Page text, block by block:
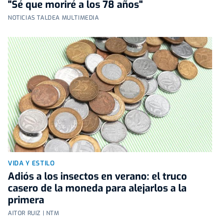
"Sé que moriré a los 78 años"
NOTICIAS TALDEA MULTIMEDIA
VIDA Y ESTILO
Adiós a los insectos en verano: el truco
casero de la moneda para alejarlos a la
primera
AITOR RUIZ | NTM